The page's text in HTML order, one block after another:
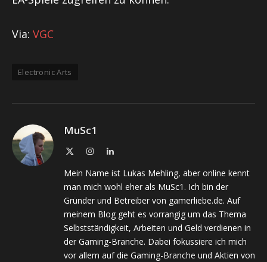
Via: VGC
Electronic Arts
MuSc1
InstagramLinkedIn
Mein Name ist Lukas Mehling, aber online kennt
man mich wohl eher als MuSc1. Ich bin der
Gründer und Betreiber von gamerliebe.de. Auf
meinem Blog geht es vorrangig um das Thema
Selbstständigkeit, Arbeiten und Geld verdienen in
der Gaming-Branche. Dabei fokussiere ich mich
vor allem auf die Gaming-Branche und Aktien von